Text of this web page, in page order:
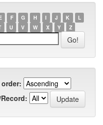
F G H I J K
L
U V W X Y Z
order: